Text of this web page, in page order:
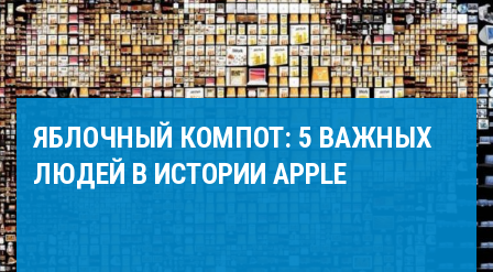
ЯБЛОЧНЫЙ КОМПОТ: 5 ВАЖНЫХ
ЛЮДЕЙ В ИСТОРИИ APPLE